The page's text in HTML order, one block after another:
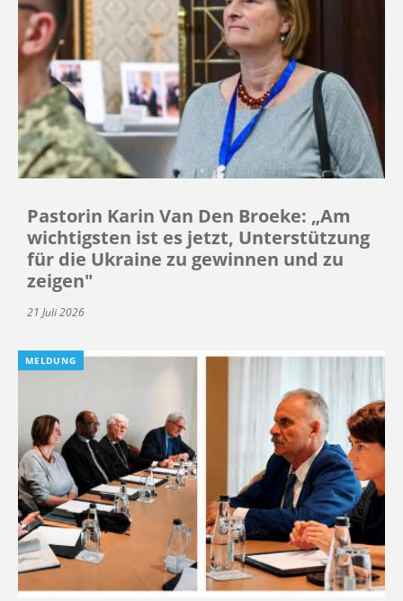
Pastorin Karin Van Den Broeke: „Am
wichtigsten ist es jetzt, Unterstützung
für die Ukraine zu gewinnen und zu
zeigen"
21 Juli 2026
MELDUNG